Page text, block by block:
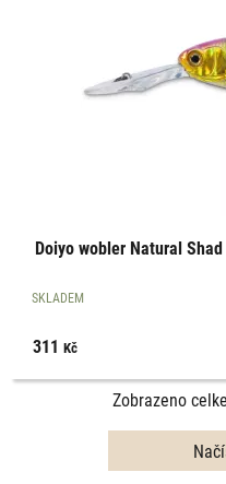
Doiyo wobler Natural
SKLADEM
311Kč
Zobrazeno